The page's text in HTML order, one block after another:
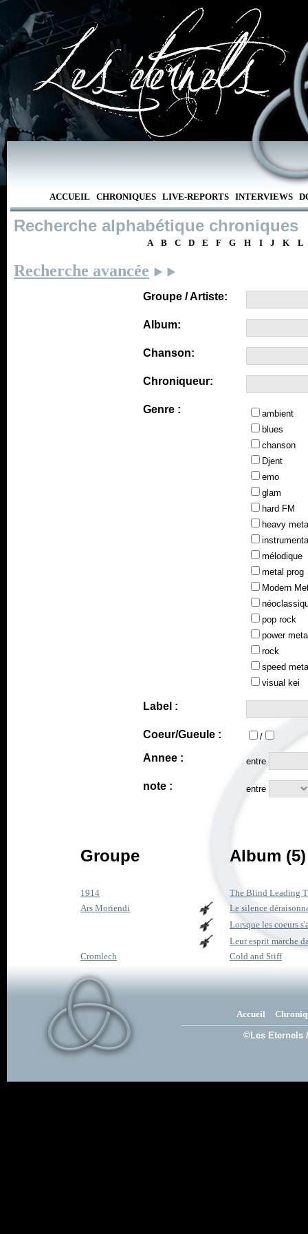
ACCUEIL CHRONIQUES LIVE-REPORTS INTERVIEWS
Recherche alphabétique chroniques
A B C D E F G H I J K L
Recherche avancée
Groupe / Artiste:
Album:
Chanson:
Chroniqueur:
Genre :
ambient
blues
chanson
Djent
emo
glam
hard FM
heavy
mélodique
metal prog
Modern
pop rock
power
rock
speed
visual kei
Label :
Coeur/Gueule : /
Annee : entre
note : entre
Groupe Album (5)
1914
The Blind Leading
Ars Moriendi
Le silence
Lorsque les coeurs
Leur esprit marche
Cromlech
Cold and Stiff
Accueil
©Les Eternels